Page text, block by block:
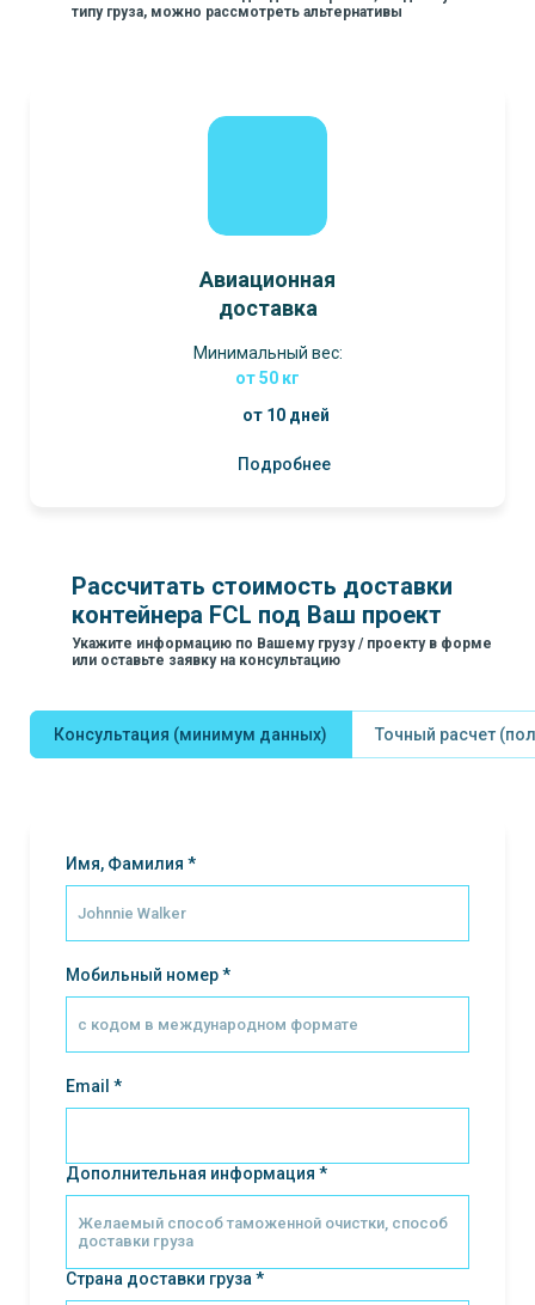
типу груза, можно рассмотреть альтернативы
Авиационная
доставка
Минимальный вес:
от 50 кг
от 10 дней
Подробнее
Рассчитать стоимость доставки
контейнера FCL под Ваш проект
Укажите информацию по Вашему грузу / проекту в форме
или оставьте заявку на консультацию
Консультация (минимум данных) Точный расчет
Имя, Фамилия *
Мобильный номер *
Email *
Дополнительная информация *
Страна доставки груза *